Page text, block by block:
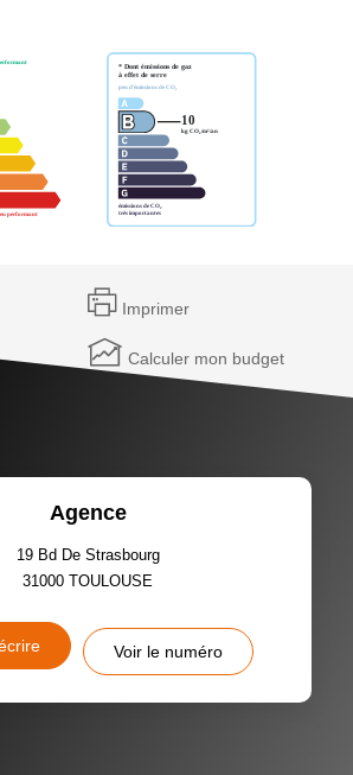
Imprimer
Calculer mon budget
Agence
19 Bd De Strasbourg
31000 TOULOUSE
Voir le numéro